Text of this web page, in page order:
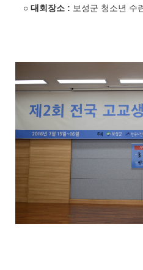
○대회장소 : 보성군 청소년 수